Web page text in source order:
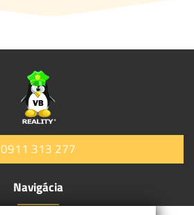
0911 313 277
Navigácia